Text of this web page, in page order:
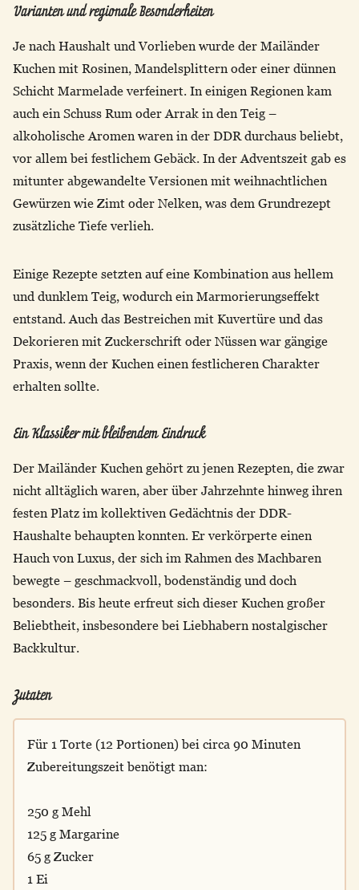
Varianten und regionale Besonderheiten
Je nach Haushalt und Vorlieben wurde der Mailänder
Kuchen mit Rosinen, Mandelsplittern oder einer dünnen
Schicht Marmelade verfeinert. In einigen Regionen kam
auch ein Schuss Rum oder Arrak in den Teig –
alkoholische Aromen waren in der DDR durchaus beliebt,
vor allem bei festlichem Gebäck. In der Adventszeit gab es
mitunter abgewandelte Versionen mit weihnachtlichen
Gewürzen wie Zimt oder Nelken, was dem Grundrezept
zusätzliche Tiefe verlieh.
Einige Rezepte setzten auf eine Kombination aus hellem
und dunklem Teig, wodurch ein Marmorierungseffekt
entstand. Auch das Bestreichen mit Kuvertüre und das
Dekorieren mit Zuckerschrift oder Nüssen war gängige
Praxis, wenn der Kuchen einen festlicheren Charakter
erhalten sollte.
Ein Klassiker mit bleibendem Eindruck
Der Mailänder Kuchen gehört zu jenen Rezepten, die zwar
nicht alltäglich waren, aber über Jahrzehnte hinweg ihren
festen Platz im kollektiven Gedächtnis der DDR-
Haushalte behaupten konnten. Er verkörperte einen
Hauch von Luxus, der sich im Rahmen des Machbaren
bewegte – geschmackvoll, bodenständig und doch
besonders. Bis heute erfreut sich dieser Kuchen großer
Beliebtheit, insbesondere bei Liebhabern nostalgischer
Backkultur.
Zutaten
Für 1 Torte (12 Portionen) bei circa 90 Minuten
Zubereitungszeit benötigt man:
250 g Mehl
125 g Margarine
65 g Zucker
1 Ei